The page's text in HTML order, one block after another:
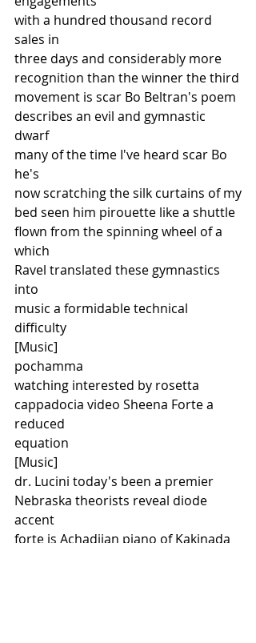
with a hundred thousand record
sales in
three days and considerably more
recognition than the winner the third
movement is scar Bo Beltran's poem
describes an evil and gymnastic
dwarf
many of the time I've heard scar Bo
he's
now scratching the silk curtains of my
bed seen him pirouette like a shuttle
flown from the spinning wheel of a
which
Ravel translated these gymnastics
into
music a formidable technical
difficulty
[Music]
pochamma
watching interested by rosetta
cappadocia video Sheena Forte a
reduced
equation
[Music]
dr. Lucini today's been a premier
Nebraska theorists reveal diode
accent
forte is Achadjian piano of Kakinada